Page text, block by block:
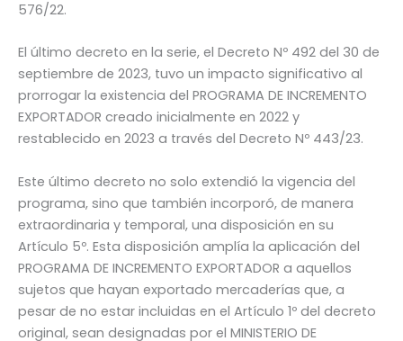
576/22.
El último decreto en la serie, el Decreto Nº 492 del 30 de
septiembre de 2023, tuvo un impacto significativo al
prorrogar la existencia del PROGRAMA DE INCREMENTO
EXPORTADOR creado inicialmente en 2022 y
restablecido en 2023 a través del Decreto Nº 443/23.
Este último decreto no solo extendió la vigencia del
programa, sino que también incorporó, de manera
extraordinaria y temporal, una disposición en su
Artículo 5º. Esta disposición amplía la aplicación del
PROGRAMA DE INCREMENTO EXPORTADOR a aquellos
sujetos que hayan exportado mercaderías que, a
pesar de no estar incluidas en el Artículo 1º del decreto
original, sean designadas por el MINISTERIO DE